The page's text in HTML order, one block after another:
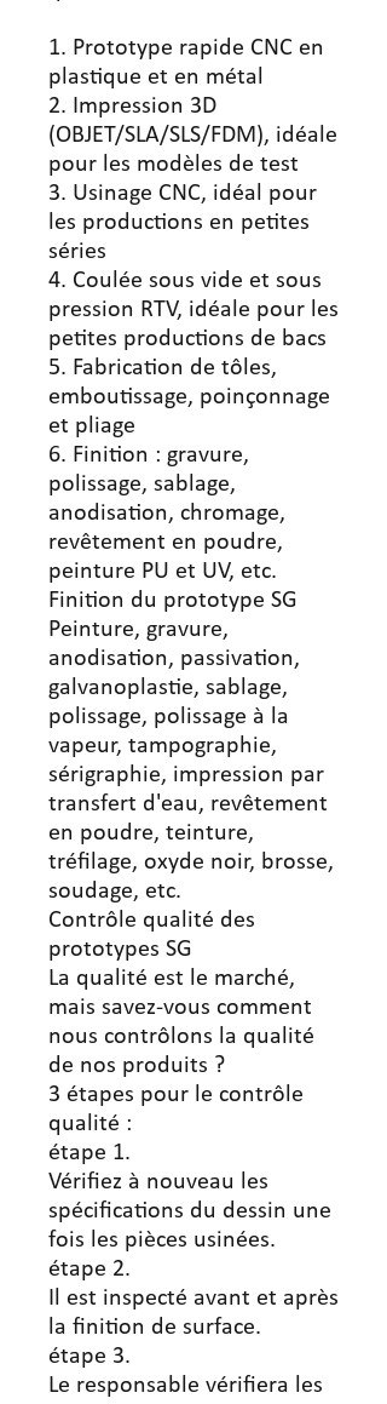
1. Prototype rapide CNC en
plastique et en métal
2. Impression 3D
(OBJET/SLA/SLS/FDM), idéale
pour les modèles de test
3. Usinage CNC, idéal pour
les productions en petites
séries
4. Coulée sous vide et sous
pression RTV, idéale pour les
petites productions de bacs
5. Fabrication de tôles,
emboutissage, poinçonnage
et pliage
6. Finition : gravure,
polissage, sablage,
anodisation, chromage,
revêtement en poudre,
peinture PU et UV, etc.
Finition du prototype SG
Peinture, gravure,
anodisation, passivation,
galvanoplastie, sablage,
polissage, polissage à la
vapeur, tampographie,
sérigraphie, impression par
transfert d'eau, revêtement
en poudre, teinture,
tréfilage, oxyde noir, brosse,
soudage, etc.
Contrôle qualité des
prototypes SG
La qualité est le marché,
mais savez-vous comment
nous contrôlons la qualité
de nos produits ?
3 étapes pour le contrôle
qualité :
étape 1.
Vérifiez à nouveau les
spécifications du dessin une
fois les pièces usinées.
étape 2.
Il est inspecté avant et après
la finition de surface.
étape 3.
Le responsable vérifiera les